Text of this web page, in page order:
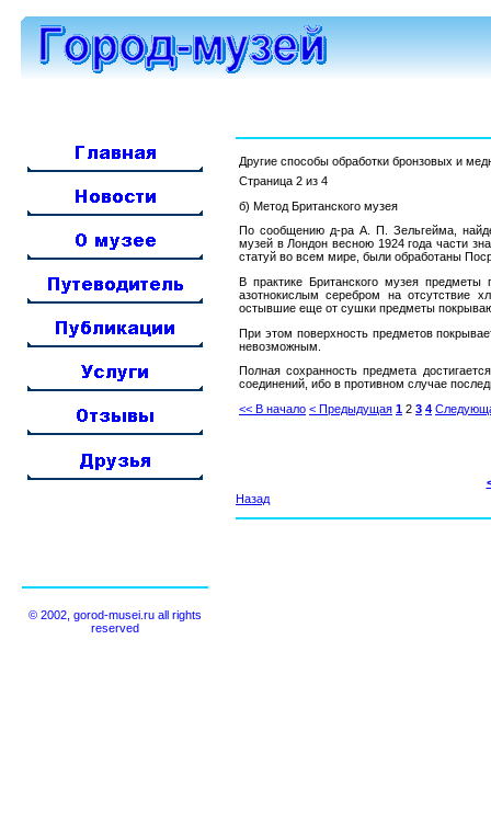
© 2002, gorod-musei.ru all rights
reserved
Другие способы обработки бронзовых и
Страница 2 из 4
б) Метод Британского музея
По сообщению д-ра А. П. Зельгейма,
музей в Лондон весною 1924 года части
статуй во всем мире, были обработаны
В практике Британского музея
азотнокислым серебром на отсутствие
остывшие еще от сушки предметы
При этом поверхность предметов
невозможным.
Полная сохранность предмета
соединений, ибо в противном случае
<< В начало < Предыдущая 1 2 3 4
Назад